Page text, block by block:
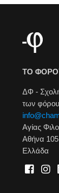
ΤΟ
ΔΦ -
των
Αγίας
Αθήνα
Ελλάδα